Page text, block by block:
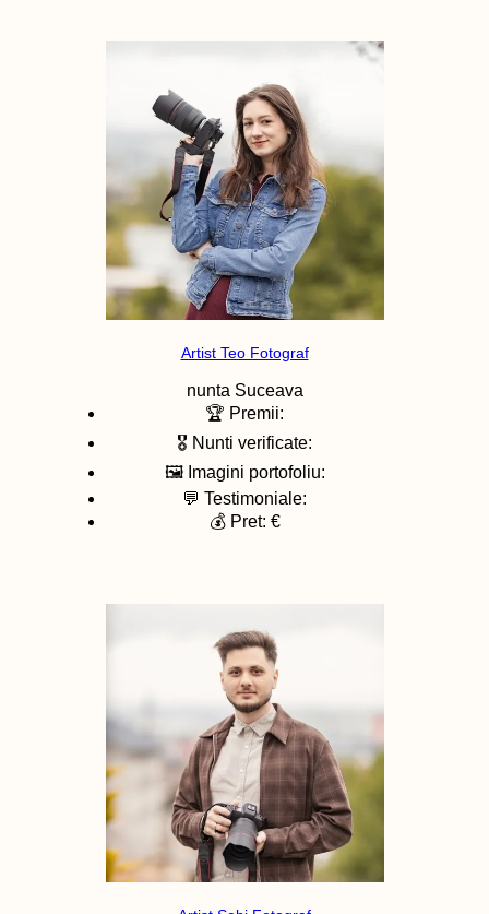
Artist Teo Fotograf
nunta Suceava
🏆 Premii:
🎖️ Nunti verificate:
🖼️ Imagini portofoliu:
💬 Testimoniale:
💰 Pret: €